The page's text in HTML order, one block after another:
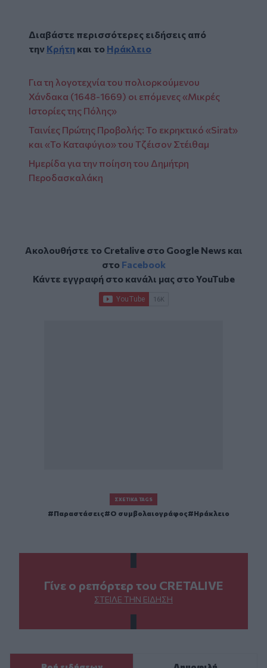
Διαβάστε περισσότερες ειδήσεις από
την Κρήτη και το Ηράκλειο
Για τη λογοτεχνία του πολιορκούμενου
Χάνδακα (1648-1669) οι επόμενες «Μικρές
Ιστορίες της Πόλης»
Ταινίες Πρώτης Προβολής: Το εκρηκτικό «Sirat»
και «Το Καταφύγιο» του Τζέισον Στέιθαμ
Ημερίδα για την ποίηση του Δημήτρη
Περοδασκαλάκη
Ακολουθήστε το Cretalive στο Google Newsκαι
στο Facebook
Κάντε εγγραφή στο κανάλι μας στοYouTube
ΣΧΕΤΙΚΆ TAGS
Παραστάσεις Ο συμβολαιογράφος Ηράκλειο
Γίνε ο ρεπόρτερ του CRETALIVE
ΣΤΕΊΛΕ ΤΗΝ ΕΊΔΗΣΗ